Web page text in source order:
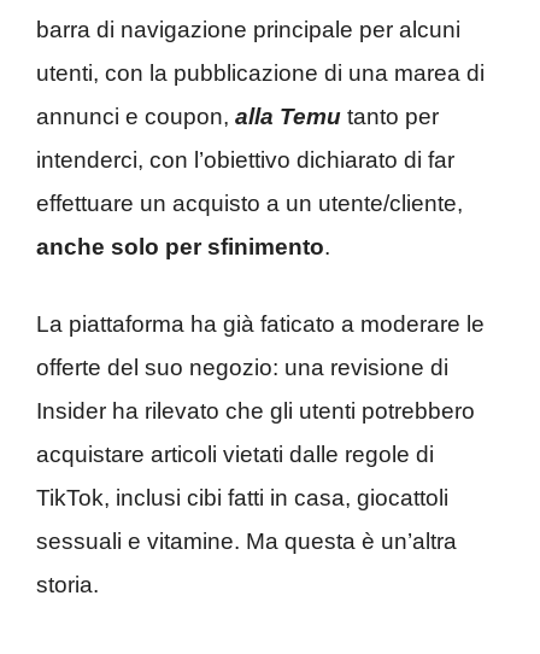
barra di navigazione principale per alcuni
utenti, con la pubblicazione di una marea di
annunci e coupon, alla Temu tanto per
intenderci, con l’obiettivo dichiarato di far
effettuare un acquisto a un utente/cliente,
anche solo per sfinimento.
La piattaforma ha già faticato a moderare le
offerte del suo negozio: una revisione di
Insider ha rilevato che gli utenti potrebbero
acquistare articoli vietati dalle regole di
TikTok, inclusi cibi fatti in casa, giocattoli
sessuali e vitamine. Ma questa è un’altra
storia.